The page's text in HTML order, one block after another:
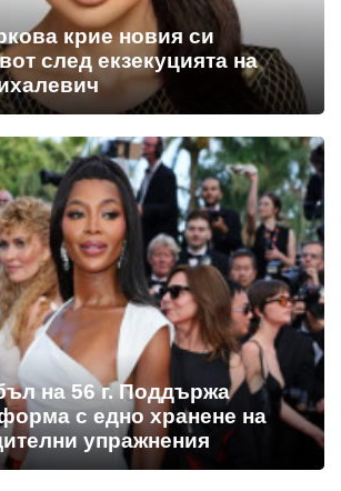
крие новия си
след екзекуцията на
на 56 г. Поддържа
с едно хранене на
упражнения